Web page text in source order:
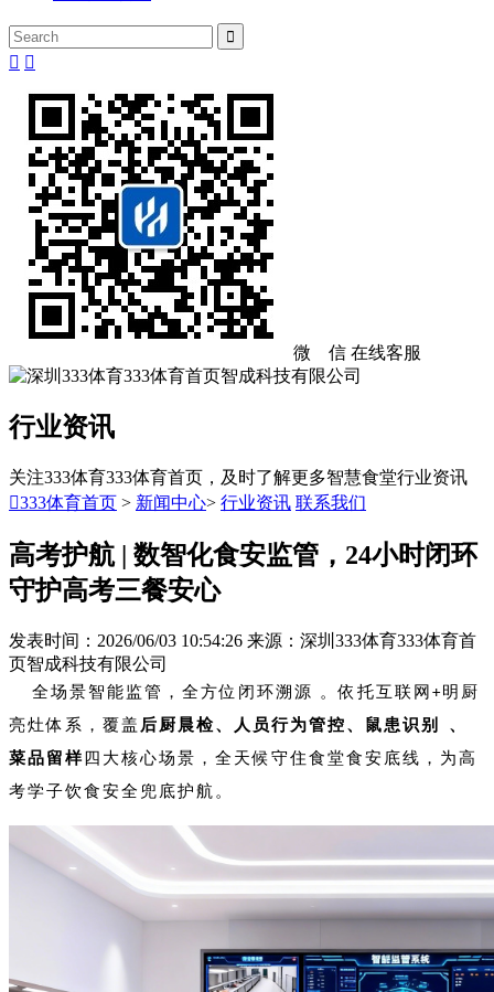

 
微 信 在线客服
行业资讯
关注333体育333体育首页，及时了解更多智慧食堂行业资讯
333体育首页 > 新闻中心> 行业资讯 联系我们
高考护航 | 数智化食安监管，24小时闭环
守护高考三餐安心
发表时间：2026/06/03 10:54:26 来源：深圳333体育333体育首
页智成科技有限公司
全场景智能监管，全方位闭环溯源。依托互联网 +明厨
亮灶体系，覆盖 后厨晨检、人员行为管控、鼠患识别、
菜品留样 四大核心场景，全天候守住食堂食安底线，为高
考学子饮食安全兜底护航。